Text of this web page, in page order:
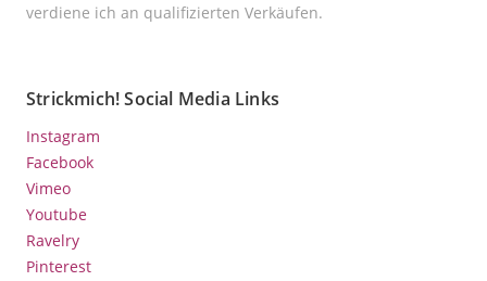
verdiene ich an qualifizierten Verkäufen.
Strickmich! Social Media Links
Instagram
Facebook
Vimeo
Youtube
Ravelry
Pinterest